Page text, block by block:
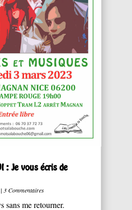
: Je vous écris de
3 Commentaires
sans me retourner.